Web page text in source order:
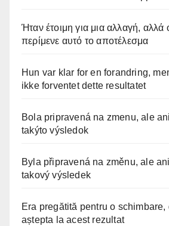
Ήταν έτοιμη για μια αλλαγή, αλλά
περίμενε αυτό το αποτέλεσμα
Hun var klar for en forandring,
ikke forventet dette resultatet
Bola pripravená na zmenu, ale
takýto výsledok
Byla připravená na změnu, ale
takový výsledek
Era pregătită pentru o
aștepta la acest rezultat